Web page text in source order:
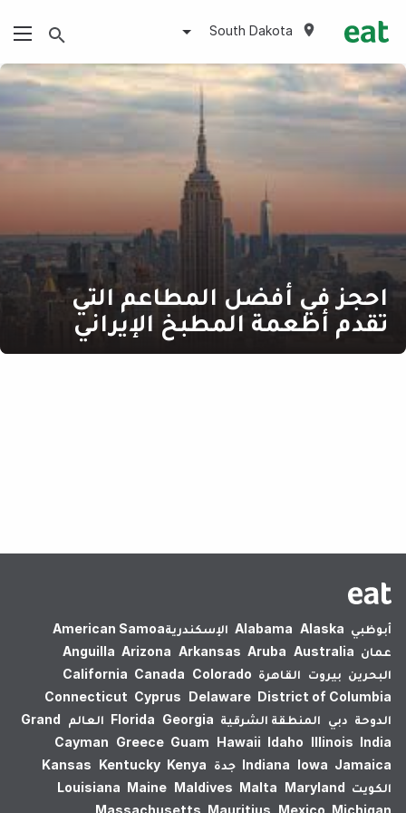
South Dakota
احجز في أفضل المطاعم التي
تقدم أطعمة المطبخ الإيراني
أبوظبي Alabama Alaska الإسكندرية‎American Samoa
عمان
Anguilla Arizona Arkansas Aruba Australia
البحرين بيروت القاهرة California Canada Colorado
Connecticut Cyprus Delaware District of Columbia
الدوحة دبي المنطقة الشرقية Florida Georgia العالم
Grand
Cayman Greece Guam Hawaii Idaho Illinois India
Indiana Iowa Jamaica جدة Kansas Kentucky Kenya
الكويت
Louisiana Maine Maldives Malta Maryland